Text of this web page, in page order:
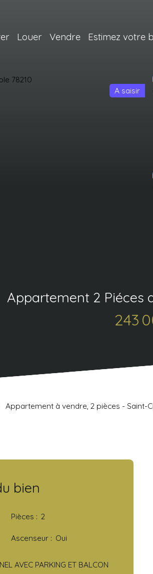
Louer Vendre Estimez votre
A saisir
Appartement 2 Piéces
243
Appartement à vendre, 2 pièces - Saint-
bien
Pièces : 2
Ascenseur : Oui
AVEC PARKING ET BALCON